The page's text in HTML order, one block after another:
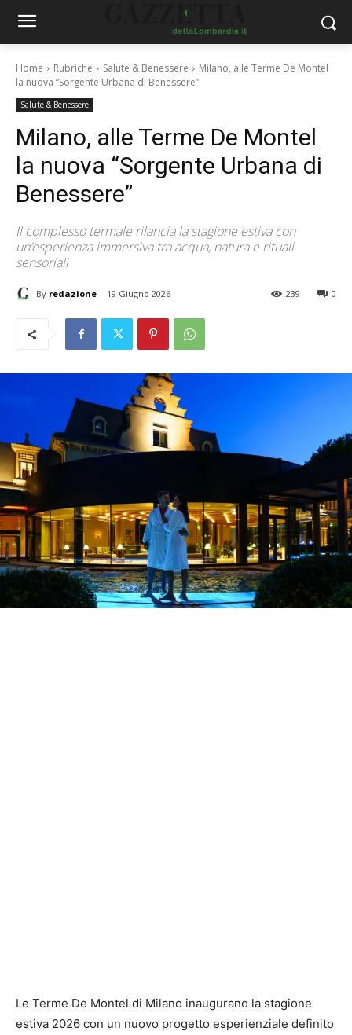
Home Rubriche Salute & Benessere
Milano, alle Terme De Montel
la nuova “Sorgente Urbana di Benessere”
Salute & Benessere
Milano, alle Terme De Montel
la nuova “Sorgente Urbana di
Benessere”
Il complesso termale rilancia la stagione estiva con
un’esperienza immersiva tra acqua, natura e rituali
sensoriali
By redazione 19 Giugno 2026 0
239
Le Terme De Montel di Milano inaugurano la stagione
estiva 2026 con un nuovo progetto esperienziale definito